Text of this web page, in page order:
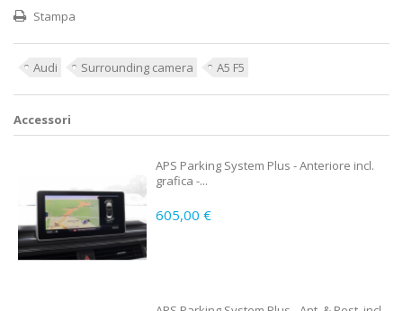
Stampa
Audi Surrounding camera A5 F5
Accessori
APS Parking System Plus - Anteriore incl.
grafica -...
605,00 €